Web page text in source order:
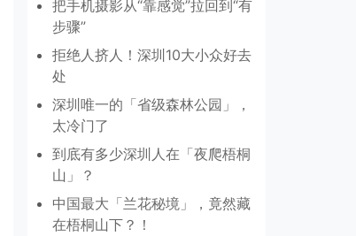
把手机摄影从“靠感觉”拉回到“有
步骤”
拒绝人挤人！深圳10大小众好去
处
深圳唯一的「省级森林公园」，
太冷门了
到底有多少深圳人在「夜爬梧桐
山」？
中国最大「兰花秘境」，竟然藏
在梧桐山下？！